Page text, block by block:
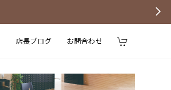
店長ブログ お問合わせ